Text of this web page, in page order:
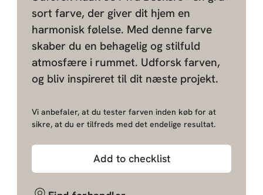
sort farve, der giver dit hjem en
harmonisk følelse. Med denne farve
skaber du en behagelig og stilfuld
atmosfære i rummet. Udforsk farven,
og bliv inspireret til dit næste projekt.
Vi anbefaler, at du tester farven inden køb for at
sikre, at du er tilfreds med det endelige resultat.
Add to checklist